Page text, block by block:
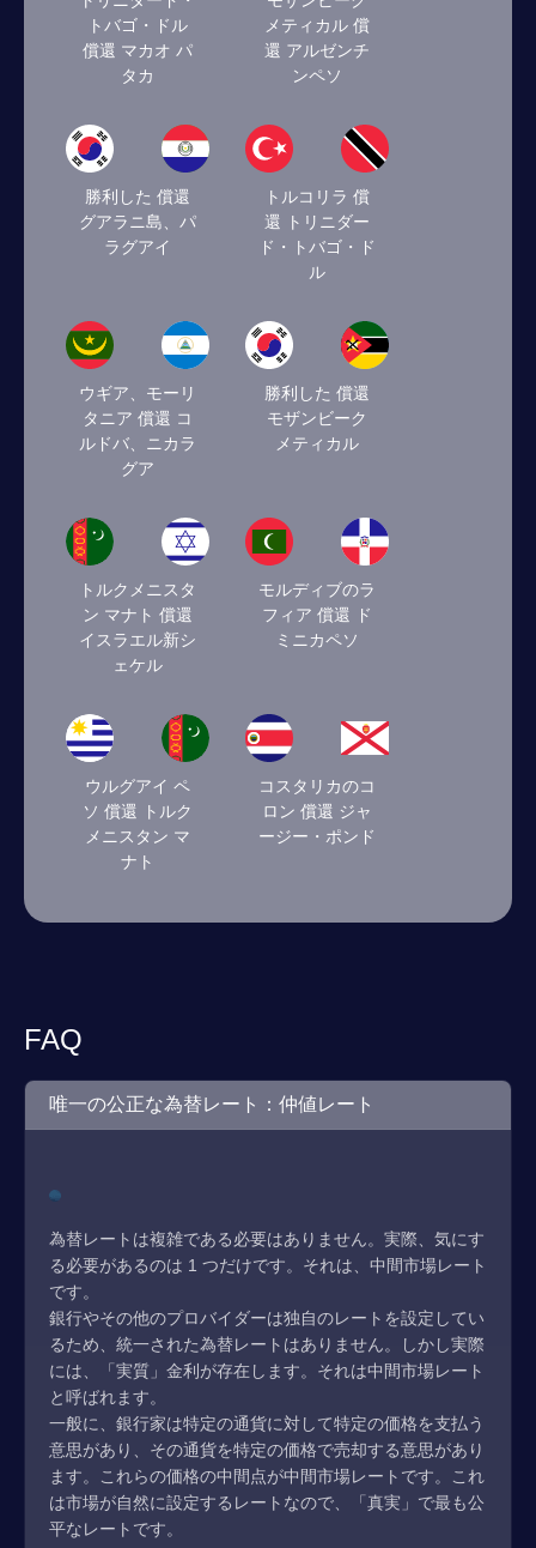
トバゴ・ドル
償還 マカオ パ
タカ
メティカル 償
還 アルゼンチ
ンペソ
勝利した 償還
グアラニ島、パ
ラグアイ
トルコリラ 償
還 トリニダー
ド・トバゴ・ド
ル
ウギア、モーリ
タニア 償還 コ
ルドバ、ニカラ
グア
勝利した 償還
モザンビーク
メティカル
トルクメニスタ
ン マナト 償還
イスラエル新シ
ェケル
モルディブのラ
フィア 償還 ド
ミニカペソ
ウルグアイ ペ
ソ 償還 トルク
メニスタン マ
ナト
コスタリカのコ
ロン 償還 ジャ
ージー・ポンド
FAQ
唯一の公正な為替レート：仲値レート
為替レートは複雑である必要はありません。実際、気にす
る必要があるのは 1 つだけです。それは、中間市場レート
です。
銀行やその他のプロバイダーは独自のレートを設定してい
るため、統一された為替レートはありません。しかし実際
には、「実質」金利が存在します。それは中間市場レート
と呼ばれます。
一般に、銀行家は特定の通貨に対して特定の価格を支払う
意思があり、その通貨を特定の価格で売却する意思があり
ます。これらの価格の中間点が中間市場レートです。これ
は市場が自然に設定するレートなので、「真実」で最も公
平なレートです。